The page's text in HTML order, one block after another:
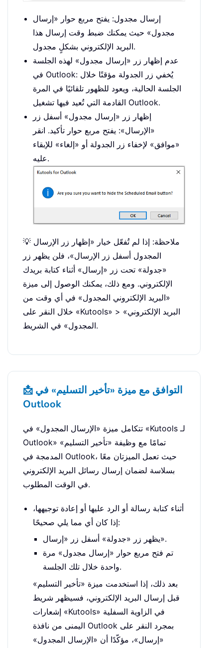
إرسال مجدول: يفتح مربع حوار «إرسال
مجدول» حيث يمكنك ضبط وقت إرسال هذا
البريد الإلكتروني بشكلٍ مجدول.
عدم إظهار زر «إرسال مجدول» لهذه الجلسة
في Outlook: يُخفي زر الجدولة مؤقتًا خلال
الجلسة الحالية، ويعود للظهور تلقائيًا في المرة
القادمة التي تُعيد فيها تشغيل Outlook.
إظهار زر «إرسال مجدول» أسفل زر
«الإرسال»: يفتح مربع حوار تأكيد. انقر
«موافق» لإخفاء زر الجدولة أو «إلغاء» للإبقاء
عليه.
💡 ملاحظة: إذا لم تُفعّل خيار «إظهار زر الإرسال
المجدول أسفل زر الإرسال»، فلن يظهر زر
«جدولة» تحت زر «إرسال» أثناء كتابة بريدك
الإلكتروني. ومع ذلك، يمكنك الوصول إلى ميزة
«البريد الإلكتروني المجدول» في أي وقت من
خلال النقر على «Kutools» > «البريد الإلكتروني
المجدول» في الشريط.
📩 التوافق مع ميزة «تأخير التسليم» في
Outlook
تتكامل ميزة «الإرسال المجدول» في «Kutools لـ
Outlook» تمامًا مع وظيفة «تأخير التسليم»
المدمجة في Outlook، حيث تعمل الميزتان معًا
بسلاسة لضمان إرسال رسائل البريد الإلكتروني
في الوقت المطلوب.
أثناء كتابة رسالة أو الرد عليها أو إعادة توجيهها،
إذا كان أي مما يلي صحيحًا:
يظهر زر «جدولة» أسفل زر «إرسال».
تم فتح مربع حوار «إرسال مجدول» مرة
واحدة خلال تلك الجلسة.
بعد ذلك، إذا استخدمت ميزة «تأخير التسليم»
قبل إرسال البريد الإلكتروني، فسيظهر شريط
إشعارات «Kutools» في الزاوية السفلية
اليمنى من نافذة Outlook بمجرد النقر على
«إرسال»، مؤكّدًا أن «الإرسال المجدول»